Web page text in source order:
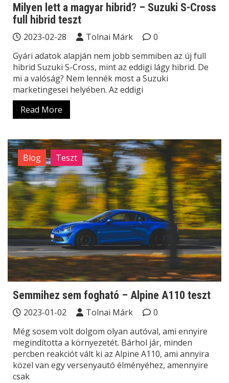
Milyen lett a magyar hibrid? – Suzuki S-Cross
full hibrid teszt
2023-02-28 Tolnai Márk
0
Gyári adatok alapján nem jobb semmiben az új full
hibrid Suzuki S-Cross, mint az eddigi lágy hibrid. De
mi a valóság? Nem lennék most a Suzuki
marketingesei helyében. Az eddigi
Read More
Blog Teszt
Semmihez sem fogható – Alpine A110 teszt
2023-01-02 Tolnai Márk
0
Még sosem volt dolgom olyan autóval, ami ennyire
megindította a környezetét. Bárhol jár, minden
percben reakciót vált ki az Alpine A110, ami annyira
közel van egy versenyautó élményéhez, amennyire
csak